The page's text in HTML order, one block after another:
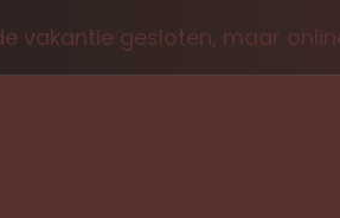
vakantie gesloten, maar